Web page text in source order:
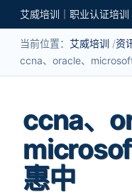
当前位置： 艾威培训 资
ccna、oracle、
ccna、
惠中